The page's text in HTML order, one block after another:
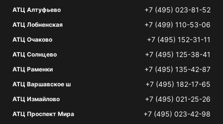
АТЦ Алтуфьево +7 (495) 023-81-52
АТЦ Лобненская +7 (499) 110-53-06
АТЦ Очаково +7 (495) 152-31-11
АТЦ Солнцево +7 (495) 125-38-41
АТЦ Раменки +7 (495) 135-42-87
АТЦ Варшавское ш +7 (495) 182-17-65
АТЦ Измайлово +7 (495) 021-25-26
АТЦ Проспект Мира +7 (495) 023-42-98